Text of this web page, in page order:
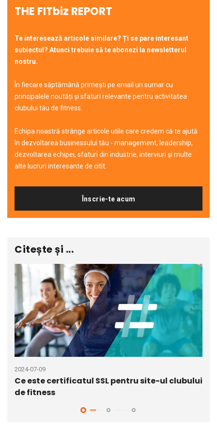
THE FITbiz REPORT
Te interesează articole similare? Ți se pare interesant
subiectul? Atunci trebuie să te abonezi la newsletterul
nostru.
În fiecare săptămână primești pe email un sumar cu
principalele noutăți și sfaturi relevante pentru activitatea
clubului tău de fitness.
Echipa noastră strânge articole utile care credem că te ajută
în dezvoltarea businessului tău - management, leadership,
dezvoltarea echipei, sfaturi din industrie, interviuri și multe
alte lucruri interesante de citit.
Înscrie-te acum
Citește și ...
2024-07-09
Ce este certificatul SSL pentru site-ul clubului
de fitness